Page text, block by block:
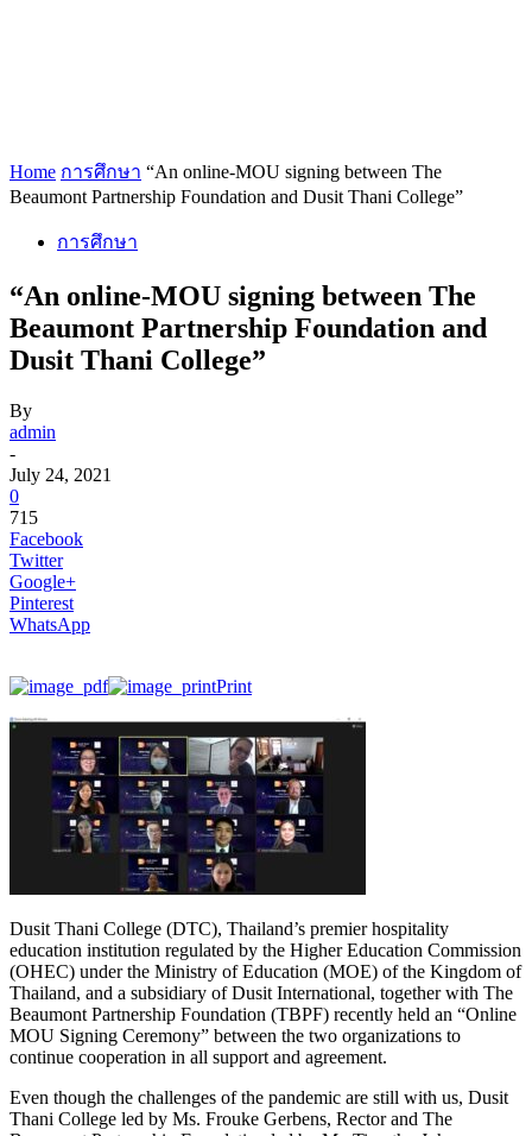
Home การศึกษา “An online-MOU signing between The
Beaumont Partnership Foundation and Dusit Thani College”
การศึกษา
“An online-MOU signing between The
Beaumont Partnership Foundation and
Dusit Thani College”
By
admin
-
July 24, 2021
0
715
Facebook
Twitter
Google+
Pinterest
WhatsApp
Print
Dusit Thani College (DTC), Thailand’s premier hospitality
education institution regulated by the Higher Education Commission
(OHEC) under the Ministry of Education (MOE) of the Kingdom of
Thailand, and a subsidiary of Dusit International, together with The
Beaumont Partnership Foundation (TBPF) recently held an “Online
MOU Signing Ceremony” between the two organizations to
continue cooperation in all support and agreement.
Even though the challenges of the pandemic are still with us, Dusit
Thani College led by Ms. Frouke Gerbens, Rector and The